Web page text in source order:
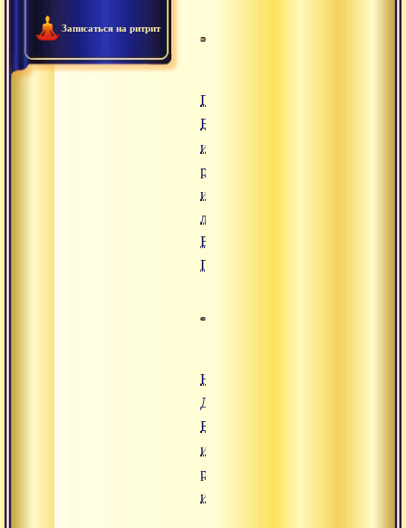
Записаться на ритрит
Гуру Ом ||
Бхаджан в
исполнении
русскоязычных
индуистов
линии Свами
Вишнудевананда
Гири
Намо Гуру
Датта ||
Бхаджан в
исполнении
русскоязычных
индуистов